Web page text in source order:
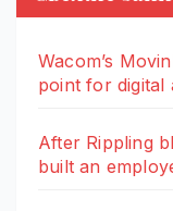
Wacom’s
point for digital
After Rippling
built an